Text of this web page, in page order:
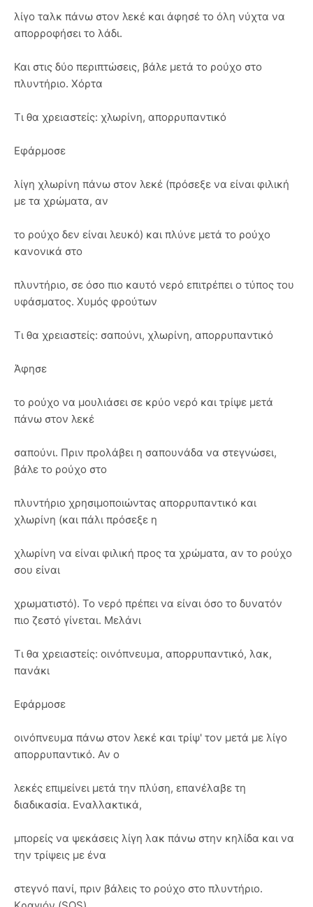
λίγο ταλκ πάνω στον λεκέ και άφησέ το όλη νύχτα να
απορροφήσει το λάδι.
Και στις δύο περιπτώσεις, βάλε μετά το ρούχο στο
πλυντήριο. Χόρτα
Τι θα χρειαστείς: χλωρίνη, απορρυπαντικό
Εφάρμοσε
λίγη χλωρίνη πάνω στον λεκέ (πρόσεξε να είναι φιλική
με τα χρώματα, αν
το ρούχο δεν είναι λευκό) και πλύνε μετά το ρούχο
κανονικά στο
πλυντήριο, σε όσο πιο καυτό νερό επιτρέπει ο τύπος του
υφάσματος. Χυμός φρούτων
Τι θα χρειαστείς: σαπούνι, χλωρίνη, απορρυπαντικό
Άφησε
το ρούχο να μουλιάσει σε κρύο νερό και τρίψε μετά
πάνω στον λεκέ
σαπούνι. Πριν προλάβει η σαπουνάδα να στεγνώσει,
βάλε το ρούχο στο
πλυντήριο χρησιμοποιώντας απορρυπαντικό και
χλωρίνη (και πάλι πρόσεξε η
χλωρίνη να είναι φιλική προς τα χρώματα, αν το ρούχο
σου είναι
χρωματιστό). Το νερό πρέπει να είναι όσο το δυνατόν
πιο ζεστό γίνεται. Μελάνι
Τι θα χρειαστείς: οινόπνευμα, απορρυπαντικό, λακ,
πανάκι
Εφάρμοσε
οινόπνευμα πάνω στον λεκέ και τρίψ' τον μετά με λίγο
απορρυπαντικό. Αν ο
λεκές επιμείνει μετά την πλύση, επανέλαβε τη
διαδικασία. Εναλλακτικά,
μπορείς να ψεκάσεις λίγη λακ πάνω στην κηλίδα και να
την τρίψεις με ένα
στεγνό πανί, πριν βάλεις το ρούχο στο πλυντήριο.